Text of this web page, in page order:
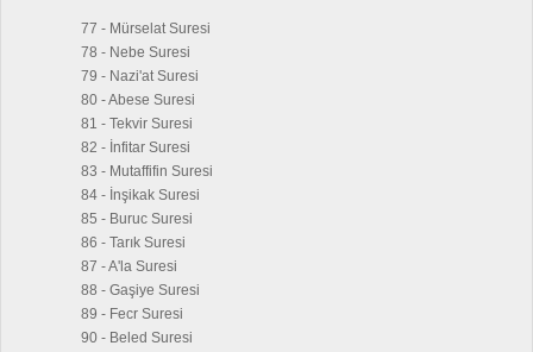
77 - Mürselat Suresi
78 - Nebe Suresi
79 - Nazi'at Suresi
80 - Abese Suresi
81 - Tekvir Suresi
82 - İnfitar Suresi
83 - Mutaffifin Suresi
84 - İnşikak Suresi
85 - Buruc Suresi
86 - Tarık Suresi
87 - A'la Suresi
88 - Gaşiye Suresi
89 - Fecr Suresi
90 - Beled Suresi